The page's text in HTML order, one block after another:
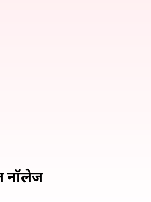
नॉलेज